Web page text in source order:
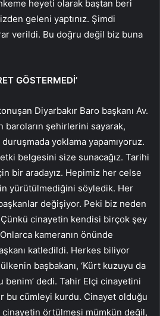
heyeti olarak baştan beri
geleni yaptınız. Şimdi
verildi. Bu doğru değil biz buna
GÖSTERMEDİ’
Diyarbakır Baro başkanı Av.
baroların şehirlerini sayarak,
yoklama yapamıyoruz.
belgesini size sunacağız. Tarihi
bir aradayız. Hepimiz her celse
yürütülmediğini söyledik. Her
değişiyor. Peki biz neden
Çünkü cinayetin kendisi birçok şey
kameranın önünde
katledildi. Herkes biliyor
başbakanı, ‘Kürt kuzuyu da
benim’ dedi. Tahir Elçi cinayetini
bu cümleyi kurdu. Cinayet olduğu
cinayetin örtülmesi mümkün değil,